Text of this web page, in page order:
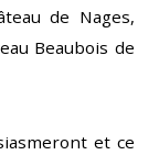
de Nages,
Beaubois de
et ce